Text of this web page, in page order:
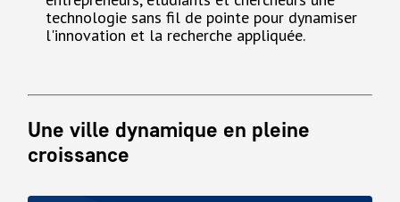
technologie sans fil de pointe pour dynamiser
l'innovation et la recherche appliquée.
Une ville dynamique en pleine
croissance